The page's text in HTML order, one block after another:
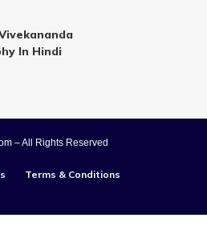
In Hindi
– All Rights Reserved
Terms & Conditions